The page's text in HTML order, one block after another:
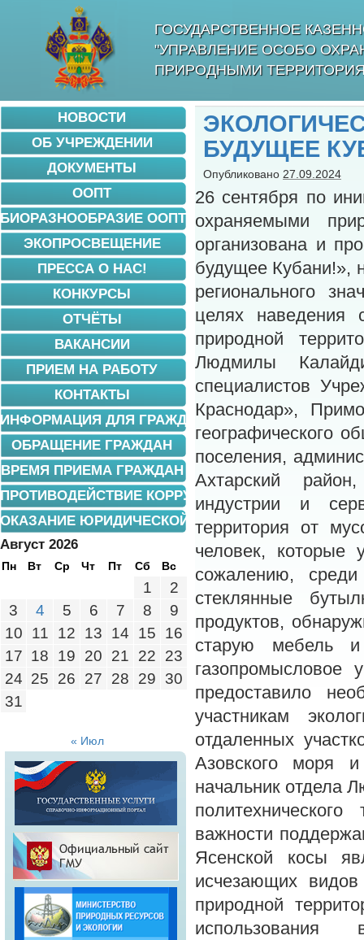
ГОСУДАРСТВЕННОЕ
"УПРАВЛЕНИЕ ОСОБО
ПРИРОДНЫМИ
БУДУЩЕЕ
Опубликовано 27.09.2024
26 сентября по
охраняемыми
организована и
будущее Кубани!»,
регионального
целях наведения
природной
Людмилы
специалистов
Краснодар»,
географического
поселения,
Ахтарский
индустрии и
территория от
человек,
сожалению,
стеклянные
продуктов,
старую мебель и
газопромысловое
предоставило
участникам
отдаленных
Азовского моря
начальник отдела
важности
Ясенской косы
исчезающих
природной
использования
НОВОСТИ
ОБ УЧРЕЖДЕНИИ
ДОКУМЕНТЫ
ООПТ
БИОРАЗНООБРАЗИЕ ООПТ
ЭКОПРОСВЕЩЕНИЕ
ПРЕССА О НАС!
КОНКУРСЫ
ОТЧЁТЫ
ВАКАНСИИ
ПРИЕМ НА РАБОТУ
КОНТАКТЫ
ИНФОРМАЦИЯ ДЛЯ ГРАЖДАН
ОБРАЩЕНИЕ ГРАЖДАН
ВРЕМЯ ПРИЕМА ГРАЖДАН
ПРОТИВОДЕЙСТВИЕ КОРРУПЦИИ
ОКАЗАНИЕ ЮРИДИЧЕСКОЙ ПОМОЩИ
Август 2026
Пн Вт Ср Чт Пт Сб Вс
1
2
3
4 5 6 7 8
9
10
11 12 13 14 15
16
17 18 19 20 21 22
23
24 25 26 27 28 29
30
31
« Июл